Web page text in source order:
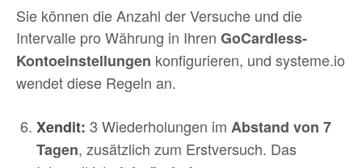
Sie können die Anzahl der Versuche und die
Intervalle pro Währung in Ihren GoCardless-
Kontoeinstellungen konfigurieren, und systeme.io
wendet diese Regeln an.
Xendit: 3 Wiederholungen im Abstand von 7
Tagen, zusätzlich zum Erstversuch. Das